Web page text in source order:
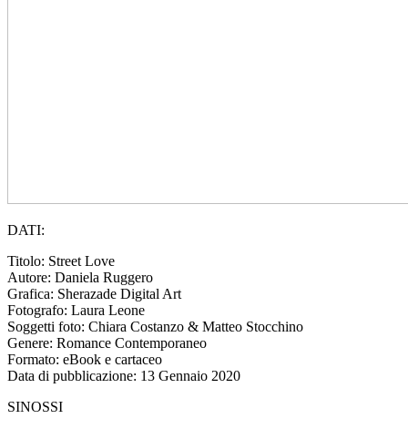
DATI:
Titolo: Street Love
Autore: Daniela Ruggero
Grafica: Sherazade Digital Art
Fotografo: Laura Leone
Soggetti foto: Chiara Costanzo & Matteo Stocchino
Genere: Romance Contemporaneo
Formato: eBook e cartaceo
Data di pubblicazione: 13 Gennaio 2020
SINOSSI